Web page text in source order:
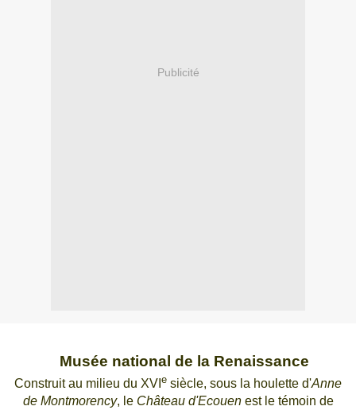
Publicité
Musée national de la Renaissance
Construit au milieu du XVI e siècle, sous la houlette d'Anne
de Montmorency, le Château d'Ecouenest le témoin de